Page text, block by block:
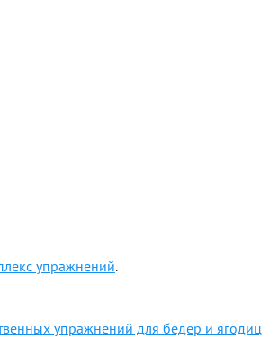
упражнений.
упражнений для бедер и ягодиц